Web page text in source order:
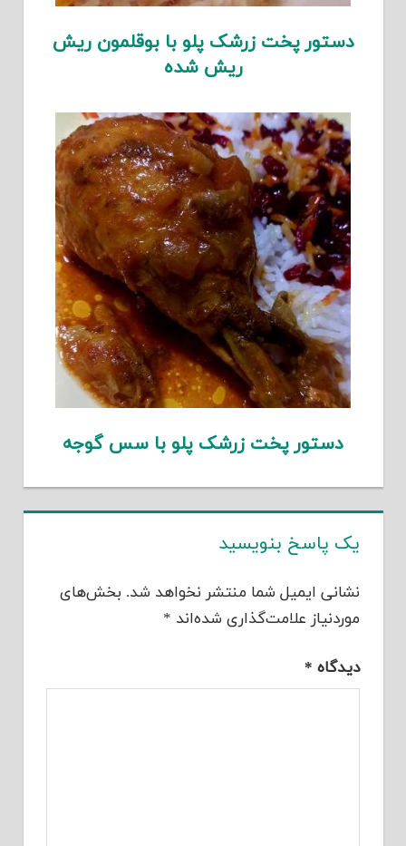
دستور پخت زرشک پلو با بوقلمون ریش
ریش شده
دستور پخت زرشک پلو با سس گوجه
یک پاسخ بنویسید
نشانی ایمیل شما منتشر نخواهد شد. بخش‌های
موردنیاز علامت‌گذاری شده‌اند *
دیدگاه *